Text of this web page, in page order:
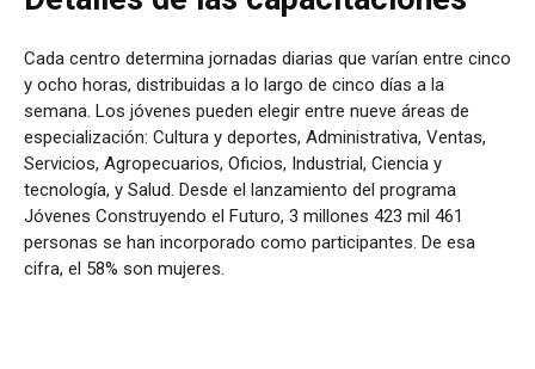
Cada centro determina jornadas diarias que varían entre cinco
y ocho horas, distribuidas a lo largo de cinco días a la
semana. Los jóvenes pueden elegir entre nueve áreas de
especialización: Cultura y deportes, Administrativa, Ventas,
Servicios, Agropecuarios, Oficios, Industrial, Ciencia y
tecnología, y Salud. Desde el lanzamiento del programa
Jóvenes Construyendo el Futuro, 3 millones 423 mil 461
personas se han incorporado como participantes. De esa
cifra, el 58% son mujeres.